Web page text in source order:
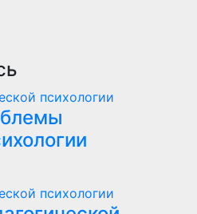
психологии
психологии